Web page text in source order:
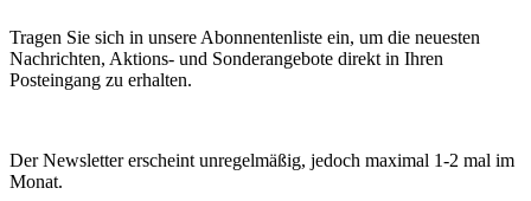
Tragen Sie sich in unsere Abonnentenliste ein, um die neuesten
Nachrichten, Aktions- und Sonderangebote direkt in Ihren
Posteingang zu erhalten.
Der Newsletter erscheint unregelmäßig, jedoch maximal 1-2 mal im
Monat.